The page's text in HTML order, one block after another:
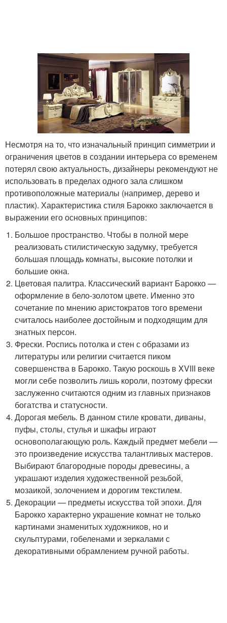
Несмотря на то, что изначальный принцип симметрии и
ограничения цветов в создании интерьера со временем
потерял свою актуальность, дизайнеры рекомендуют не
использовать в пределах одного зала слишком
противоположные материалы (например, дерево и
пластик). Характеристика стиля Барокко заключается в
выражении его основных принципов:
Большое пространство. Чтобы в полной мере
реализовать стилистическую задумку, требуется
большая площадь комнаты, высокие потолки и
большие окна.
Цветовая палитра. Классический вариант Барокко —
оформление в бело-золотом цвете. Именно это
сочетание по мнению аристократов того времени
считалось наиболее достойным и подходящим для
знатных персон.
Фрески. Роспись потолка и стен с образами из
литературы или религии считается пиком
совершенства в Барокко. Такую роскошь в XVIII веке
могли себе позволить лишь короли, поэтому фрески
заслуженно считаются одним из главных признаков
богатства и статусности.
Дорогая мебель. В данном стиле кровати, диваны,
пуфы, столы, стулья и шкафы играют
основополагающую роль. Каждый предмет мебели —
это произведение искусства талантливых мастеров.
Выбирают благородные породы древесины, а
украшают изделия художественной резьбой,
мозаикой, золочением и дорогим текстилем.
Декорации — предметы искусства той эпохи. Для
Барокко характерно украшение комнат не только
картинами знаменитых художников, но и
скульптурами, гобеленами и зеркалами с
декоративными обрамлением ручной работы.